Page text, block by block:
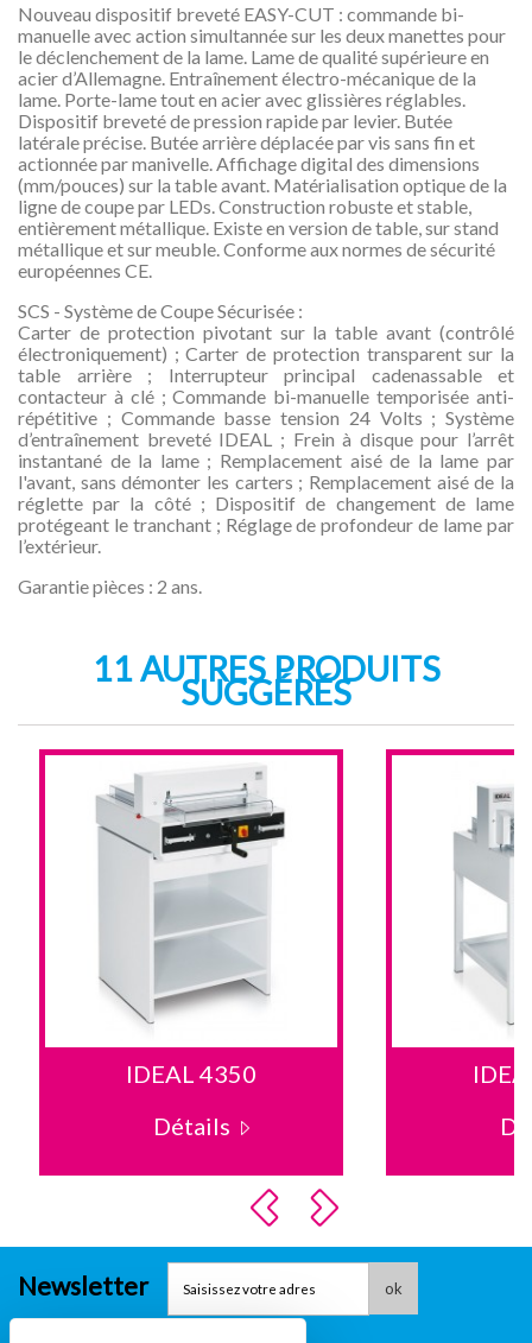
Nouveau dispositif breveté EASY-CUT : commande bi-
manuelle avec action simultannée sur les deux manettes pour
le déclenchement de la lame. Lame de qualité supérieure en
acier d’Allemagne. Entraînement électro-mécanique de la
lame. Porte-lame tout en acier avec glissières réglables.
Dispositif breveté de pression rapide par levier. Butée
latérale précise. Butée arrière déplacée par vis sans fin et
actionnée par manivelle. Affichage digital des dimensions
(mm/pouces) sur la table avant. Matérialisation optique de la
ligne de coupe par LEDs. Construction robuste et stable,
entièrement métallique. Existe en version de table, sur stand
métallique et sur meuble. Conforme aux normes de sécurité
européennes CE.
SCS - Système de Coupe Sécurisée :
Carter de protection pivotant sur la table avant (contrôlé
électroniquement) ; Carter de protection transparent sur la
table arrière ; Interrupteur principal cadenassable et
contacteur à clé ; Commande bi-manuelle temporisée anti-
répétitive ; Commande basse tension 24 Volts ; Système
d’entraînement breveté IDEAL ; Frein à disque pour l’arrêt
instantané de la lame ; Remplacement aisé de la lame par
l'avant, sans démonter les carters ; Remplacement aisé de la
réglette par la côté ; Dispositif de changement de lame
protégeant le tranchant ; Réglage de profondeur de lame par
l’extérieur.
Garantie pièces : 2 ans.
11 AUTRES PRODUITS
SUGGÉRÉS
IDEAL 4350
Détails
Newsletter ok